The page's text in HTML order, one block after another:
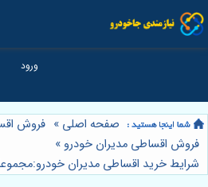
صفحه اصلی » فروش
فروش اقساطی مدیران خودرو »
شرایط خرید اقساطی مدیران